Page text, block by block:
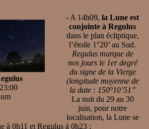
- A 14h09, la Lune est
conjointe à Regulus
dans le plan écliptique,
l’étoile 1°20’ au Sud.
Regulus marque de
nos jours le 1er degré
du signe de la Vierge
(longitude moyenne de
la date : 150°10’51’’
La nuit du 29 au 30
juin, pour notre
localisation, la Lune se
à 0h11 et Regulus à 0h23 ;